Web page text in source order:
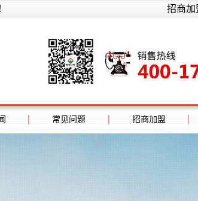
招商加
常见问题 招商加盟